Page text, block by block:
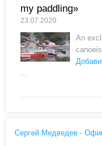
my paddling»
23.07.2020
An
Сергей Медведев -